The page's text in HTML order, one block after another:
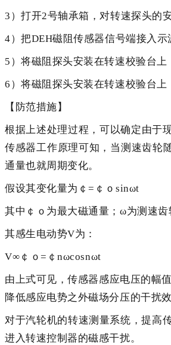
3）打开2号轴承箱，对转速探头的
4）把DEH磁阻传感器信号端接入
5）将磁阻探头安装在转速校验台上
6）将磁阻探头安装在转速校验台
【防范措施】
根据上述处理过程，可以确定由于
传感器工作原理可知，当测速齿轮
通量也就周期变化。
假设其变化量为￠=￠ｏsinωt
其中￠ｏ为最大磁通量；ω为测速
其感生电动势V为：
V∞￠ｏ=￠nωcosnωt
由上式可见，传感器感应电压的幅
降低感应电势之外磁场分压的干扰
对于汽轮机的转速测量系统，提高
进入转速控制器的磁感干扰。